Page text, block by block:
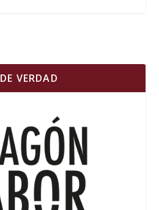
VERDAD